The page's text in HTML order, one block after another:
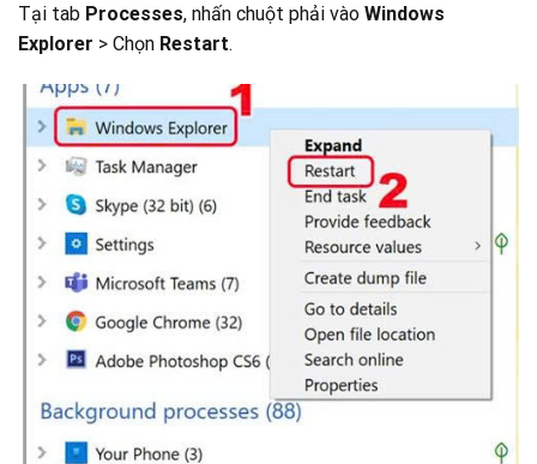
Tại tab Processes, nhấn chuột phải vào Windows
Explorer > Chọn Restart.